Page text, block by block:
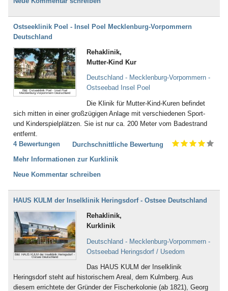
Ostseeklinik Poel - Insel Poel Mecklenburg-Vorpommern
Deutschland
Bild: Ostseeklinik Poel - Insel Poel
Mecklenburg-Vorpommern Deutschland
Rehaklinik,
Mutter-Kind Kur
Deutschland - Mecklenburg-Vorpommern -
Ostseebad Insel Poel
Die Klinik für Mutter-Kind-Kuren befindet
sich mitten in einer großzügigen Anlage mit verschiedenen Sport-
und Kinderspielplätzen. Sie ist nur ca. 200 Meter vom Badestrand
entfernt.
4 Bewertungen
Durchschnittliche Bewertung
Mehr Informationen zur Kurklinik
Neue Kommentar schreiben
HAUS KULM der Inselklinik Heringsdorf - Ostsee Deutschland
Bild: HAUS KULM der Inselklinik Heringsdorf -
Ostsee Deutschland
Rehaklinik,
Kurklinik
Deutschland - Mecklenburg-Vorpommern -
Ostseebad Heringsdorf / Usedom
Das HAUS KULM der Inselklinik
Heringsdorf steht auf historischem Areal, dem Kulmberg. Aus
diesem errichtete der Gründer der Fischerkolonie (ab 1821), Georg